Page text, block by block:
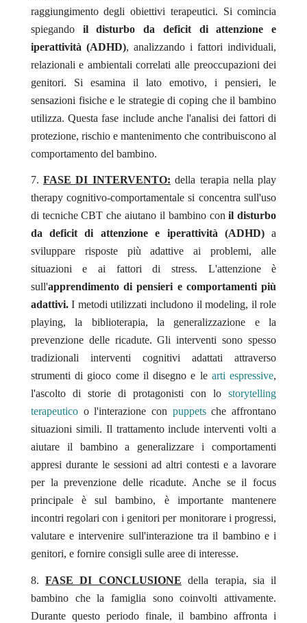
raggiungimento degli obiettivi terapeutici. Si comincia
spiegando il disturbo da deficit di attenzione e
iperattività (ADHD), analizzando i fattori individuali,
relazionali e ambientali correlati alle preoccupazioni dei
genitori. Si esamina il lato emotivo, i pensieri, le
sensazioni fisiche e le strategie di coping che il bambino
utilizza. Questa fase include anche l'analisi dei fattori di
protezione, rischio e mantenimento che contribuiscono al
comportamento del bambino.
FASE DI INTERVENTO: della terapia nella play
therapy cognitivo-comportamentale si concentra sull'uso
di tecniche CBT che aiutano il bambino conil disturbo
da deficit di attenzione e iperattività (ADHD)a
sviluppare risposte più adattive ai problemi, alle
situazioni e ai fattori di stress. L'attenzione è
sull'apprendimento di pensieri e comportamenti più
adattivi.I metodi utilizzati includono il modeling, il role
playing, la biblioterapia, la generalizzazione e la
prevenzione delle ricadute. Gli interventi sono spesso
tradizionali interventi cognitivi adattati attraverso
strumenti di gioco come il disegno e le arti espressive,
l'ascolto di storie di protagonisti con lostorytelling
terapeuticoo l'interazione con puppetsche affrontano
situazioni simili. Il trattamento include interventi volti a
aiutare il bambino a generalizzare i comportamenti
appresi durante le sessioni ad altri contesti e a lavorare
per la prevenzione delle ricadute. Anche se il focus
principale è sul bambino, è importante mantenere
incontri regolari con i genitori per monitorare i progressi,
valutare e intervenire sull'interazione tra il bambino e i
genitori, e fornire consigli sulle aree di interesse.
FASE DI CONCLUSIONE della terapia, sia il
bambino che la famiglia sono coinvolti attivamente.
Durante questo periodo finale, il bambino affronta i